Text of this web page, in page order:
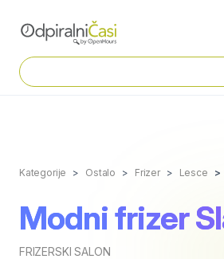
Kategorije Ostalo Frizer Lesce
Modni frizer
FRIZERSKI SALON